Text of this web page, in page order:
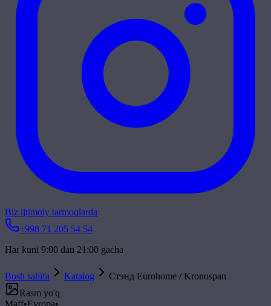
Biz ijtimoiy tarmoqlarda
+998 71 205 54 54
Har kuni 9:00 dan 21:00 gacha
Bosh sahifa Katalog
Стэнд Eurohome / Kronospan
Rasm yo'q
Maff•Evropa•